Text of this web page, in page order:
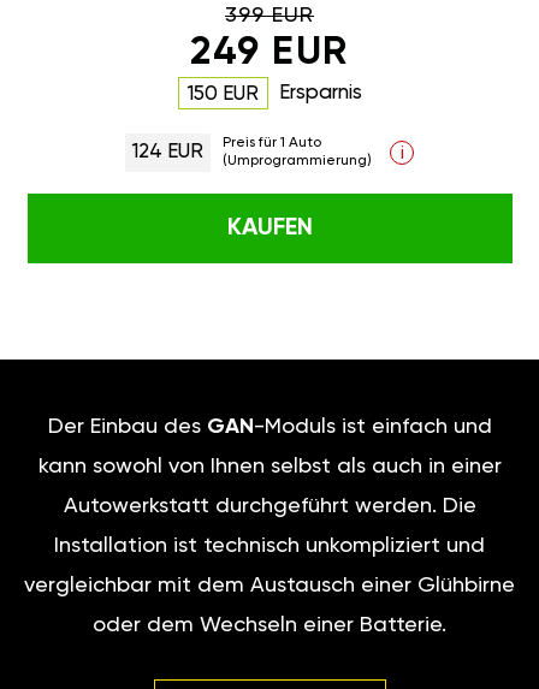
399 EUR
249 EUR
150 EUR Ersparnis
124 EUR
Preis für 1 Auto
(Umprogrammierung)
i
KAUFEN
Der Einbau des GAN -Moduls ist einfach und
kann sowohl von Ihnen selbst als auch in einer
Autowerkstatt durchgeführt werden. Die
Installation ist technisch unkompliziert und
vergleichbar mit dem Austausch einer Glühbirne
oder dem Wechseln einer Batterie.